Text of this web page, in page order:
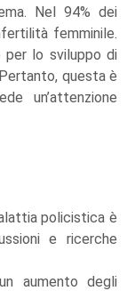
Nel 94% dei
femminile.
per lo sviluppo di
questa è
un’attenzione
policistica è
e ricerche
aumento degli